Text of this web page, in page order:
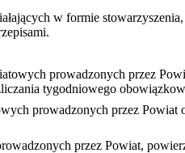
w formie
prowadzonych przez
tygodniowego
prowadzonych przez Powiat
przez Powiat,